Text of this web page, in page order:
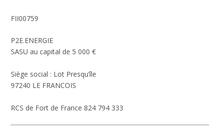
FII00759
P2E.ENERGIE
SASU au capital de 5 000 €
Siège social : Lot Presqu’île
97240 LE FRANCOIS
RCS de Fort de France 824 794 333